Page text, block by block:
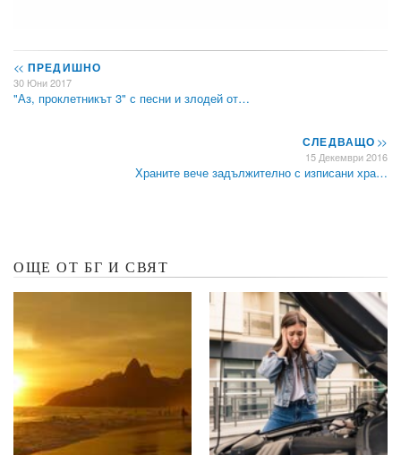
<< ПРЕДИШНО
30 Юни 2017
"Аз, проклетникът 3" с песни и злодей от…
СЛЕДВАЩО>>
15 Декември 2016
Храните вече задължително с изписани хра…
ОЩЕ ОТ БГ И СВЯТ